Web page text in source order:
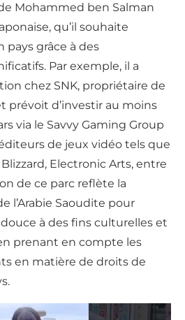
Mohammed ben Salman
qu’il souhaite
pays grâce à des
Par exemple, il a
chez SNK, propriétaire de
prévoit d’investir au moins
via le Savvy Gaming Group
de jeux vidéo tels que
Electronic Arts, entre
de ce parc reflète la
l’Arabie Saoudite pour
à des fins culturelles et
prenant en compte les
en matière de droits de